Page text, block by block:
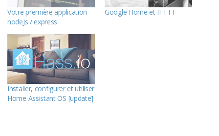
Votre première application
nodeJs / express
Google Home et IFTTT
Installer, configurer et utiliser
Home Assistant OS [update]